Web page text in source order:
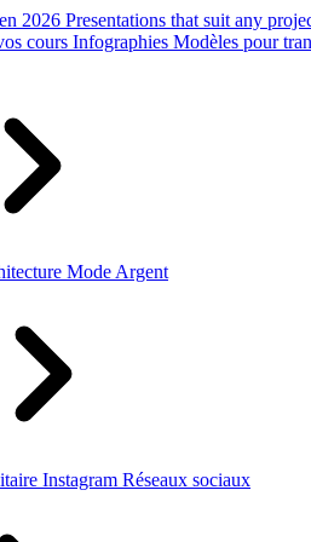
2026 Presentations that suit any
cours Infographies Modèles pour
Mode Argent
Instagram Réseaux sociaux